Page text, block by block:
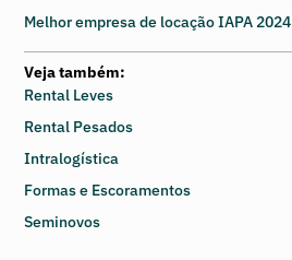
Melhor empresa de locação IAPA 2024
Veja também:
Rental Leves
Rental Pesados
Intralogística
Formas e Escoramentos
Seminovos